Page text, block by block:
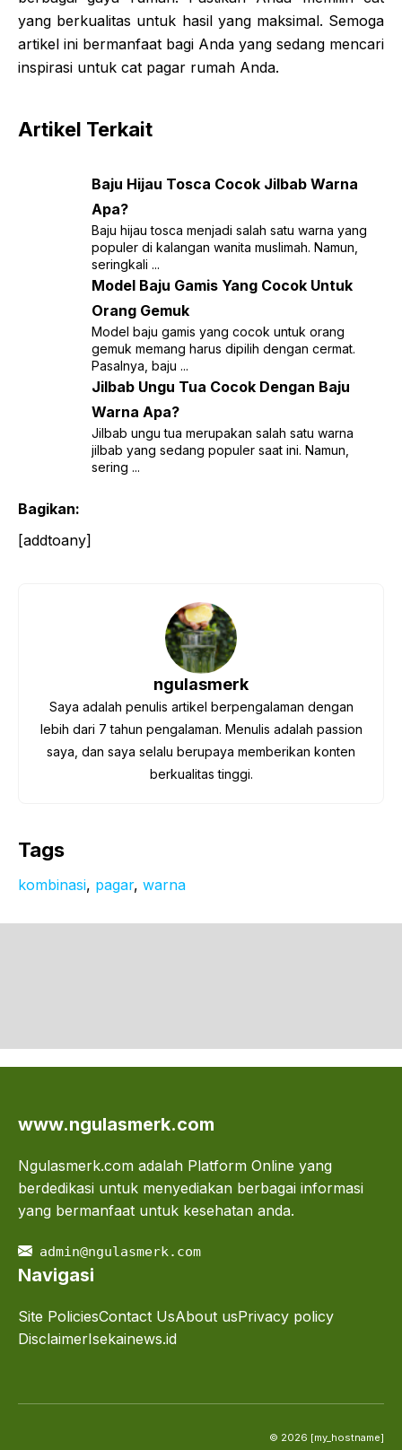
yang berkualitas untuk hasil yang maksimal. Semoga
artikel ini bermanfaat bagi Anda yang sedang mencari
inspirasi untuk cat pagar rumah Anda.
Artikel Terkait
Baju Hijau Tosca Cocok Jilbab Warna
Apa?
Baju hijau tosca menjadi salah satu warna yang
populer di kalangan wanita muslimah. Namun,
seringkali ...
Model Baju Gamis Yang Cocok Untuk
Orang Gemuk
Model baju gamis yang cocok untuk orang
gemuk memang harus dipilih dengan cermat.
Pasalnya, baju ...
Jilbab Ungu Tua Cocok Dengan Baju
Warna Apa?
Jilbab ungu tua merupakan salah satu warna
jilbab yang sedang populer saat ini. Namun,
sering ...
Bagikan:
[addtoany]
ngulasmerk
Saya adalah penulis artikel berpengalaman dengan
lebih dari 7 tahun pengalaman. Menulis adalah passion
saya, dan saya selalu berupaya memberikan konten
berkualitas tinggi.
Tags
kombinasi, pagar, warna
www.ngulasmerk.com
Ngulasmerk.com adalah Platform Online yang
berdedikasi untuk menyediakan berbagai informasi
yang bermanfaat untuk kesehatan anda.
admin@ngulasmerk.com
Navigasi
Site PoliciesContact UsAbout usPrivacy policy
DisclaimerIsekainews.id
© 2026 [my_hostname]